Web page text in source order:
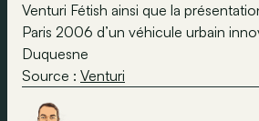
Venturi Fétish ainsi que la
Paris 2006 d’un véhicule urbain
Duquesne
Source : Venturi